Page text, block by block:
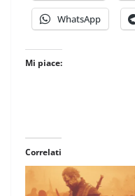
WhatsApp
Mi piace:
Correlati